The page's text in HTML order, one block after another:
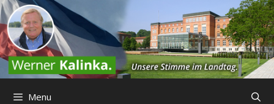
Zum
Inhalt
springen
Menu